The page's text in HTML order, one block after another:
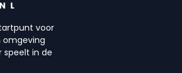
voor
omgeving
speelt in de